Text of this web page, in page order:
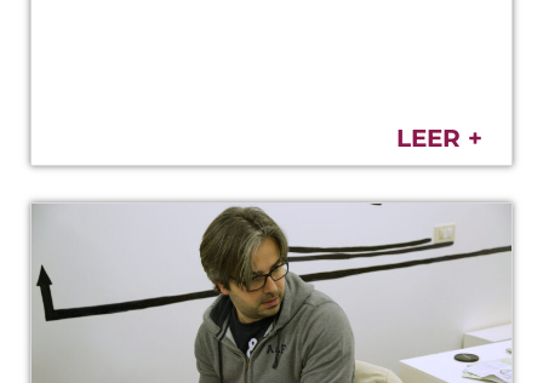
LEER +